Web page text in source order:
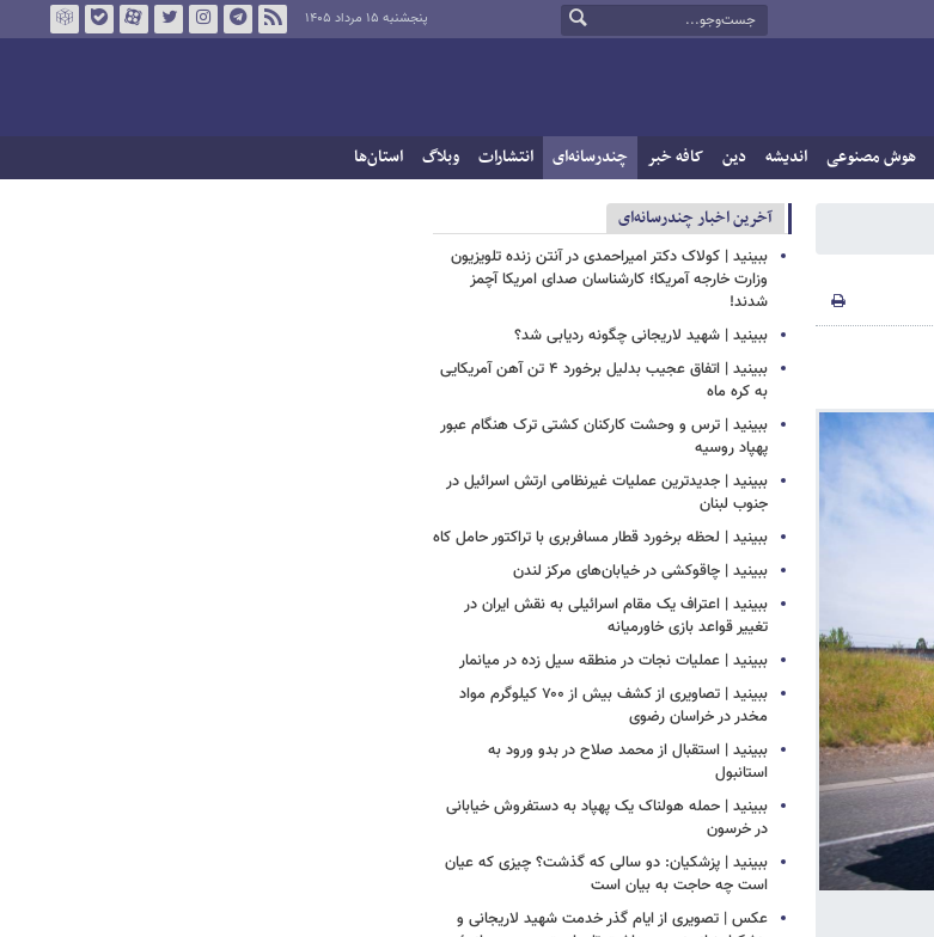
پنجشنبه ۱۵ مرداد ۱۴۰۵
هوش مصنوعی اندیشه دین کافه خبر چندرسانه‌ای انتشارات وبلاگ استان‌ها
آخرین اخبار چندرسانه‌ای
ببینید | کولاک دکتر امیراحمدی در آنتن زنده تلویزیون
وزارت خارجه آمریکا؛ کارشناسان صدای امریکا آچمز
شدند!
ببینید | شهید لاریجانی چگونه ردیابی شد؟
ببینید | اتفاق عجیب بدلیل برخورد ۴ تن آهن آمریکایی
به کره ماه
ببینید | ترس و وحشت کارکنان کشتی ترک هنگام عبور
پهپاد روسیه
ببینید | جدیدترین عملیات غیرنظامی ارتش اسرائیل در
جنوب لبنان
ببینید | لحظه برخورد قطار مسافربری با تراکتور حامل کاه
ببینید | چاقوکشی در خیابان‌های مرکز لندن
ببینید | اعتراف یک مقام اسرائیلی به نقش ایران در
تغییر قواعد بازی خاورمیانه
ببینید | عملیات نجات در منطقه سیل زده در میانمار
ببینید | تصاویری از کشف بیش از ۷۰۰ کیلوگرم مواد
مخدر در خراسان رضوی
ببینید | استقبال از محمد صلاح در بدو ورود به
استانبول
ببینید | حمله هولناک یک پهپاد به دستفروش خیابانی
در خرسون
ببینید | پزشکیان: دو سالی که گذشت؟ چیزی که عیان
است چه حاجت به بیان است
عکس | تصویری از ایام گذر خدمت شهید لاریجانی و